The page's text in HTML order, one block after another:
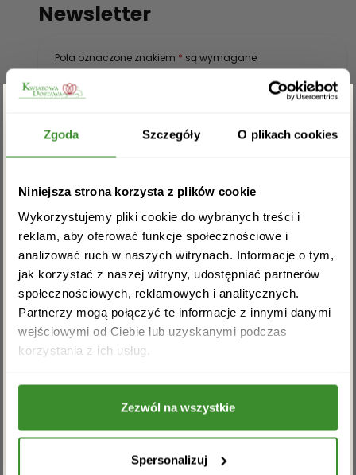
Zgoda Szczegóły O plikach cookies
Niniejsza strona korzysta z plików cookie
Wykorzystujemy pliki cookie do wybranych treści i
reklam, aby oferować funkcje społecznościowe i
analizować ruch w naszych witrynach. Informacje o tym,
jak korzystać z naszej witryny, udostępniać partnerów
społecznościowych, reklamowych i analitycznych.
Partnerzy mogą połączyć te informacje z innymi danymi
wejściowymi od Ciebie lub uzyskanymi podczas
korzystania z ich usług.
Zezwól na wszystkie
Spersonalizuj
Newsletter
Pola oznaczone znakiem * są wymagane
Potwierdzam, iż zapoznałem się z polityką
prywatności obowiązująca na witrynie
kwiatowadostawa.pl*
Zgarnij rabat -5%
Zapisz się do newslettera i zgarnij
rabat na pierwsze zakupy!
Akceptuję regulamin i wyrażam zgodę na
przetwarzanie powyższych danych osobowych
ZAPISZ SIĘ